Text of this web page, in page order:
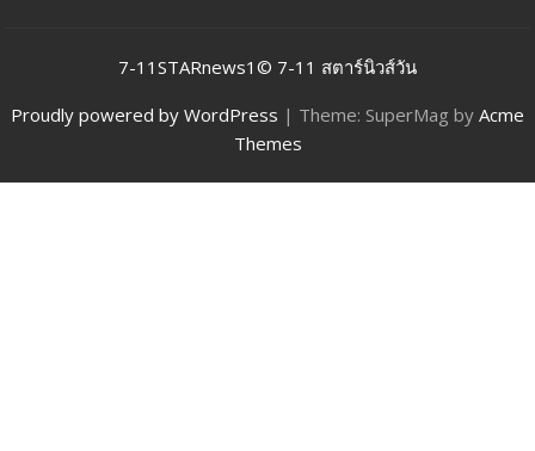
7-11STARnews1© 7-11 สตาร์นิวส์วัน
Proudly powered by WordPress | Theme: SuperMag by Acme
Themes